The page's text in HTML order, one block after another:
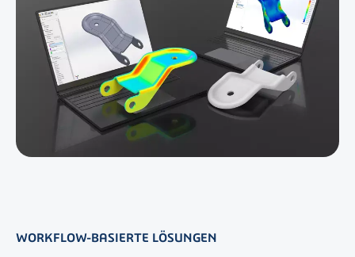
WORKFLOW-BASIERTE LÖSUNGEN